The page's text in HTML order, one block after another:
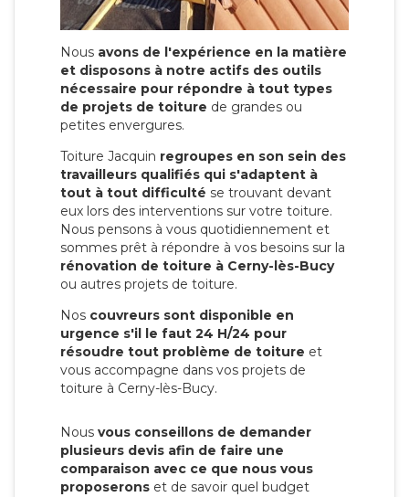
Nous avons de l'expérience en la matière
et disposons à notre actifs des outils
nécessaire pour répondre à tout types
de projets de toiture de grandes ou
petites envergures.
Toiture Jacquin regroupes en son sein des
travailleurs qualifiés qui s'adaptent à
tout à tout difficulté se trouvant devant
eux lors des interventions sur votre toiture.
Nous pensons à vous quotidiennement et
sommes prêt à répondre à vos besoins sur la
rénovation de toiture à Cerny-lès-Bucy
ou autres projets de toiture.
Nos couvreurs sont disponible en
urgence s'il le faut 24 H/24 pour
résoudre tout problème de toiture et
vous accompagne dans vos projets de
toiture à Cerny-lès-Bucy.
Nous vous conseillons de demander
plusieurs devis afin de faire une
comparaison avec ce que nous vous
proposerons et de savoir quel budget